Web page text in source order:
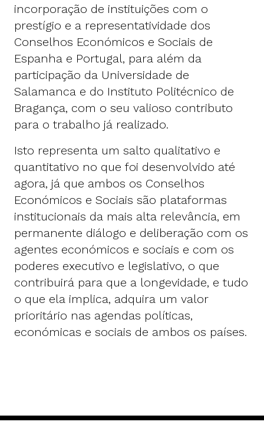
incorporação de instituições com o
prestígio e a representatividade dos
Conselhos Económicos e Sociais de
Espanha e Portugal, para além da
participação da Universidade de
Salamanca e do Instituto Politécnico de
Bragança, com o seu valioso contributo
para o trabalho já realizado.
Isto representa um salto qualitativo e
quantitativo no que foi desenvolvido até
agora, já que ambos os Conselhos
Económicos e Sociais são plataformas
institucionais da mais alta relevância, em
permanente diálogo e deliberação com os
agentes económicos e sociais e com os
poderes executivo e legislativo, o que
contribuirá para que a longevidade, e tudo
o que ela implica, adquira um valor
prioritário nas agendas políticas,
económicas e sociais de ambos os países.